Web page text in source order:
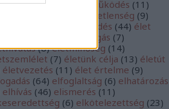
( együttműködés (11 )
elégedetlenség (9)
elengedés (44) élet
életfelfogás (7)
(8) életminőség (14)
(7) életünk célja (13) életút
életvezetés (11 ) élet értelme (9)
(64) elfoglaltság (6) elhatározás
elhívás (46) elismerés (11 )
(6) elkötelezettség (23)